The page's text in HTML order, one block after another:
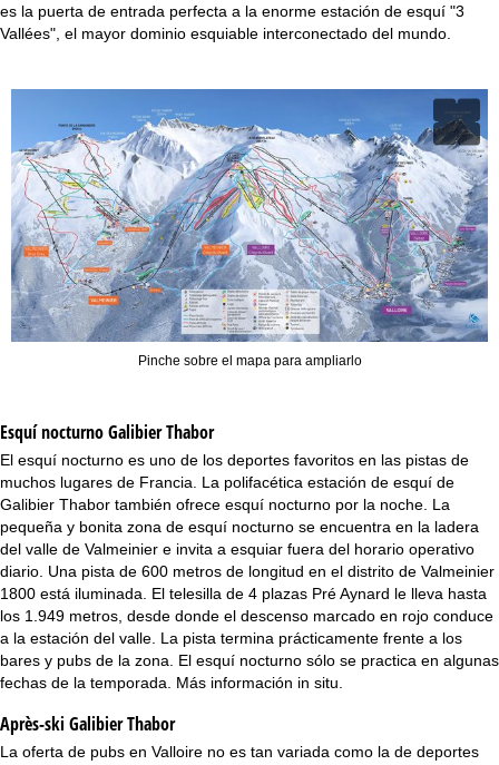
es la puerta de entrada perfecta a la enorme estación de esquí "3
Vallées", el mayor dominio esquiable interconectado del mundo.
Pinche sobre el mapa para ampliarlo
Esquí nocturnoGalibier Thabor
El esquí nocturno es uno de los deportes favoritos en las pistas de
muchos lugares de Francia. La polifacética estación de esquí de
Galibier Thabor también ofrece esquí nocturno por la noche. La
pequeña y bonita zona de esquí nocturno se encuentra en la ladera
del valle de Valmeinier e invita a esquiar fuera del horario operativo
diario. Una pista de 600 metros de longitud en el distrito de Valmeinier
1800 está iluminada. El telesilla de 4 plazas Pré Aynard le lleva hasta
los 1.949 metros, desde donde el descenso marcado en rojo conduce
a la estación del valle. La pista termina prácticamente frente a los
bares y pubs de la zona. El esquí nocturno sólo se practica en algunas
fechas de la temporada. Más información in situ.
Après-ski Galibier Thabor
La oferta de pubs en Valloire no es tan variada como la de deportes